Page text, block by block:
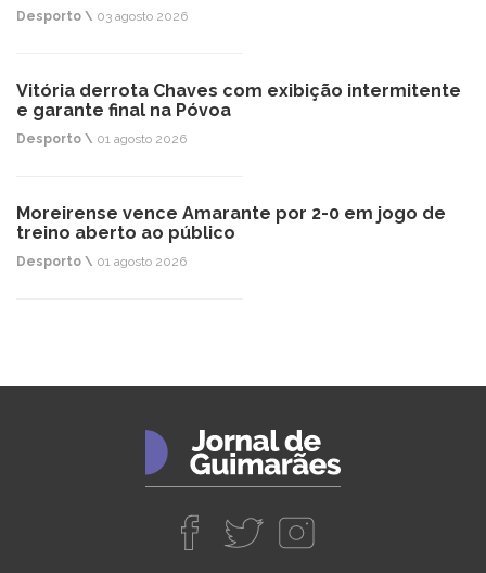
Desporto \ 03 agosto 2026
Vitória derrota Chaves com exibição intermitente
e garante final na Póvoa
Desporto \ 01 agosto 2026
Moreirense vence Amarante por 2-0 em jogo de
treino aberto ao público
Desporto \ 01 agosto 2026